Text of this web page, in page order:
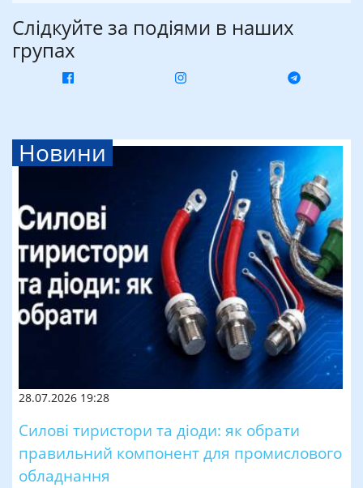
Слідкуйте за подіями в наших
групах
Новини
28.07.2026 19:28
Силові тиристори та діоди: як обрати
правильний компонент для промислового
обладнання